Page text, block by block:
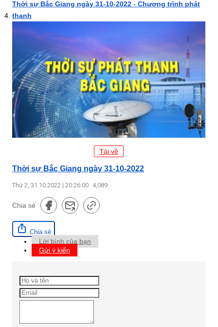
Thời sự Bắc Giang ngày 31-10-2022 - Chương trình phát
thanh
Tải về
Thời sự Bắc Giang ngày 31-10-2022
Thứ 2, 31.10.2022 | 20:26:00 4,089
Chia sẻ
Chia sẻ
Lời bình của bạn
Gửi ý kiến